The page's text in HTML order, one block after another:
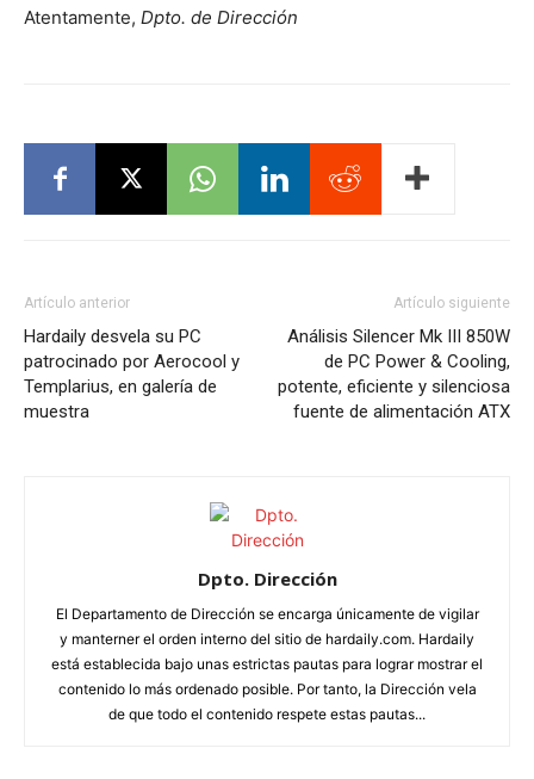
Atentamente, Dpto. de Dirección
Artículo anterior
Hardaily desvela su PC
patrocinado por Aerocool y
Templarius, en galería de
muestra
Artículo siguiente
Análisis Silencer Mk III 850W
de PC Power & Cooling,
potente, eficiente y silenciosa
fuente de alimentación ATX
Dpto. Dirección
El Departamento de Dirección se encarga únicamente de vigilar
y manterner el orden interno del sitio de hardaily.com. Hardaily
está establecida bajo unas estrictas pautas para lograr mostrar el
contenido lo más ordenado posible. Por tanto, la Dirección vela
de que todo el contenido respete estas pautas...